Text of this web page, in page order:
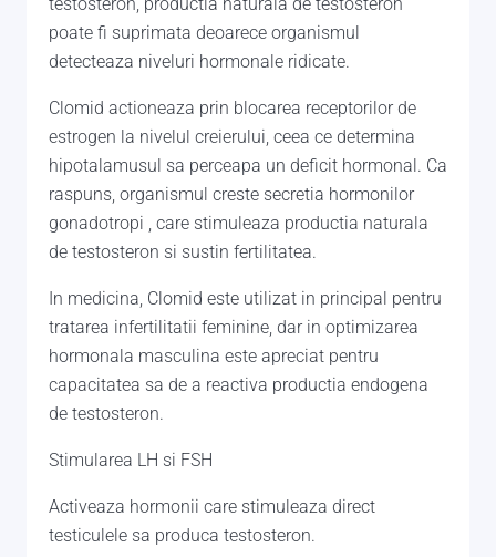
poate fi suprimata deoarece organismul
detecteaza niveluri hormonale ridicate.
Clomid actioneaza prin blocarea receptorilor de
estrogen la nivelul creierului, ceea ce determina
hipotalamusul sa perceapa un deficit hormonal. Ca
raspuns, organismul creste secretia hormonilor
gonadotropi , care stimuleaza productia naturala
de testosteron si sustin fertilitatea.
In medicina, Clomid este utilizat in principal pentru
tratarea infertilitatii feminine, dar in optimizarea
hormonala masculina este apreciat pentru
capacitatea sa de a reactiva productia endogena
de testosteron.
Stimularea LH si FSH
Activeaza hormonii care stimuleaza direct
testiculele sa produca testosteron.